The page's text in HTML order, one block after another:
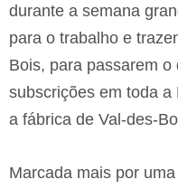
durante a semana
para o trabalho e
Bois, para passarem
subscrições em toda
a fábrica de Val-des-
Marcada mais por